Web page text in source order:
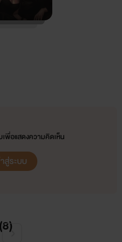
พื่อแสดงความคิดเห็น
สู่ระบบ
8)